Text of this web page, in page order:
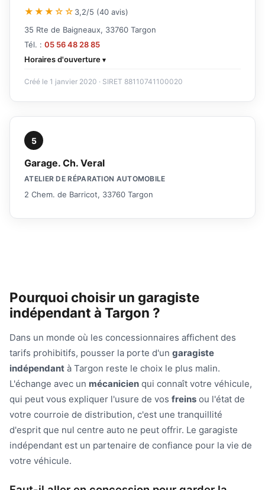
★★★☆☆ 3,2/5 (40 avis)
35 Rte de Baigneaux, 33760 Targon
Tél. : 05 56 48 28 85
Horaires d'ouverture
Créé le 1 janvier 2020 · SIRET 88110741100020
5
Garage. Ch. Veral
ATELIER DE RÉPARATION AUTOMOBILE
2 Chem. de Barricot, 33760 Targon
Pourquoi choisir un garagiste
indépendant à Targon ?
Dans un monde où les concessionnaires affichent des
tarifs prohibitifs, pousser la porte d'un garagiste
indépendant à Targon reste le choix le plus malin.
L'échange avec un mécanicien qui connaît votre véhicule,
qui peut vous expliquer l'usure de vos freins ou l'état de
votre courroie de distribution, c'est une tranquillité
d'esprit que nul centre auto ne peut offrir. Le garagiste
indépendant est un partenaire de confiance pour la vie de
votre véhicule.